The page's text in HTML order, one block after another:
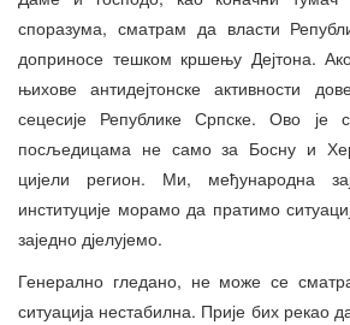
споразума, сматрам да власти
доприносе тешком кршењу Дејтона.
њихове антидејтонске активности
сецесије Републике Српске. Ово је
посљедицама не само за Босну и
цијели регион. Ми, међународна
институције морамо да пратимо
заједно дјелујемо.
Генерално гледано, не може се
ситуација нестабилна. Прије бих рекао